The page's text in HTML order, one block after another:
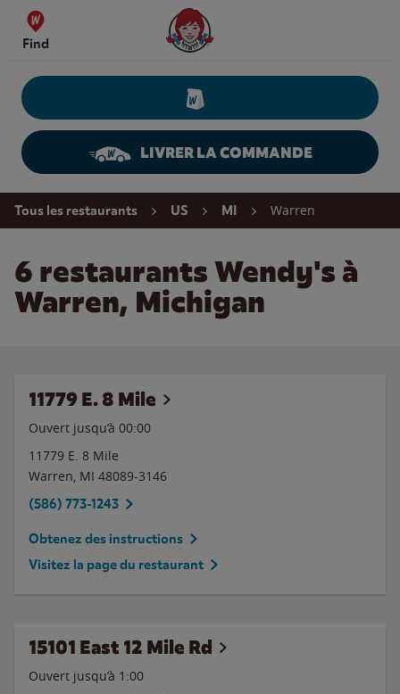
Skip to content
Find
Wendy's Website Home
LIVRER LA COMMANDE
Return to Nav
Tous les restaurants US MI Warren
6 restaurants Wendy's à
Warren, Michigan
11779 E. 8 Mile
Ouvert jusqu’à 00:00
11779 E. 8 Mile
Warren, MI 48089-3146
(586) 773-1243
Obtenez des instructions
Visitez la page du restaurant
15101 East 12 Mile Rd
Ouvert jusqu’à 1:00